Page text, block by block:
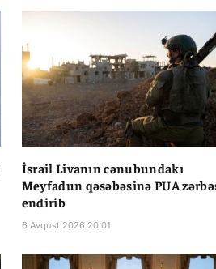
İsrail Livanın cənubundakı
Meyfadun qəsəbəsinə PUA
endirib
6 Avqust 2026 20:01